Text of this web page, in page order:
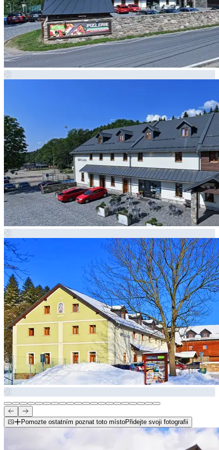
Pomozte ostatním poznat toto místoPřidejte svoji fotografii